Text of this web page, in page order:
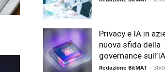
Privacy e IA in
nuova sfida della
governance sull’IA
Redazione BitMAT - 30/